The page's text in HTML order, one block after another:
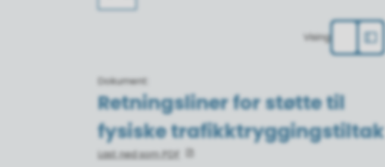
Vising
Dokument
Retningsliner for støtte til
fysiske trafikktryggingstiltak
Last ned som PDF